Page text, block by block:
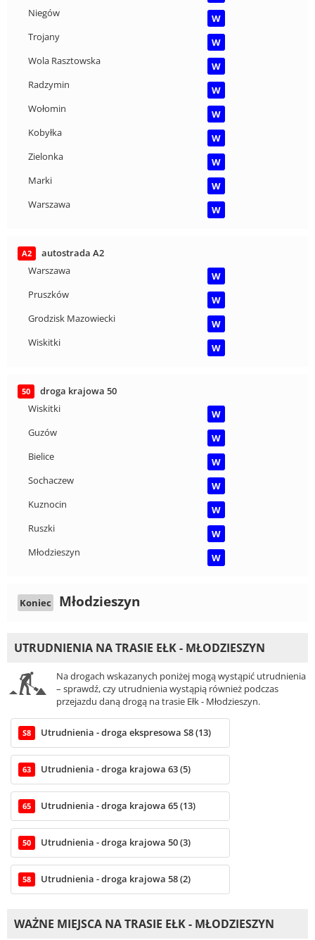
Niegów
W
Trojany
W
Wola Rasztowska
W
Radzymin
W
Wołomin
W
Kobyłka
W
Zielonka
W
Marki
W
Warszawa
W
A2
autostrada A2
Warszawa
W
Pruszków
W
Grodzisk Mazowiecki
W
Wiskitki
W
50
droga krajowa 50
Wiskitki
W
Guzów
W
Bielice
W
Sochaczew
W
Kuznocin
W
Ruszki
W
Młodzieszyn
W
Koniec Młodzieszyn
UTRUDNIENIA NA TRASIE EŁK - MŁODZIESZYN
Na drogach wskazanych poniżej mogą wystąpić utrudnienia
– sprawdź, czy utrudnienia wystąpią również podczas
przejazdu daną drogą na trasie Ełk - Młodzieszyn.
S8 Utrudnienia - droga ekspresowa S8 (13)
63 Utrudnienia - droga krajowa 63 (5)
65 Utrudnienia - droga krajowa 65 (13)
50 Utrudnienia - droga krajowa 50 (3)
58 Utrudnienia - droga krajowa 58 (2)
WAŻNE MIEJSCA NA TRASIE EŁK - MŁODZIESZYN